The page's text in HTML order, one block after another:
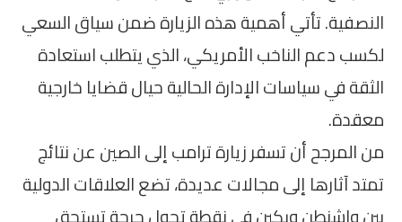
النصفية. تأتي أهمية هذه الزيارة ضمن سياق السعي
لكسب دعم الناخب الأمريكي، الذي يتطلب استعادة
الثقة في سياسات الإدارة الحالية حيال قضايا خارجية
معقدة.
من المرجح أن تسفر زيارة ترامب إلى الصين عن نتائج
تمتد آثارها إلى مجالات عديدة، تضع العلاقات الدولية